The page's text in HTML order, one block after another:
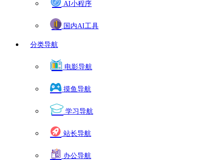
AI小程序
国内AI工具
分类导航
电影导航
摸鱼导航
学习导航
站长导航
办公导航